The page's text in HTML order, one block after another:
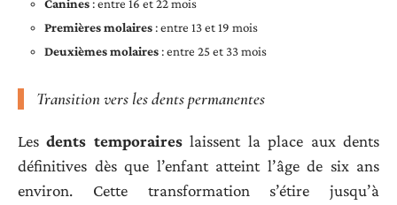
Canines: entre 16 et 22 mois
Premières molaires: entre 13 et 19 mois
Deuxièmes molaires: entre 25 et 33 mois
Transition vers les dents permanentes
Lesdents temporaireslaissent la place aux dents
définitives dès que l’enfant atteint l’âge de six ans
environ. Cette transformation s’étire jusqu’à